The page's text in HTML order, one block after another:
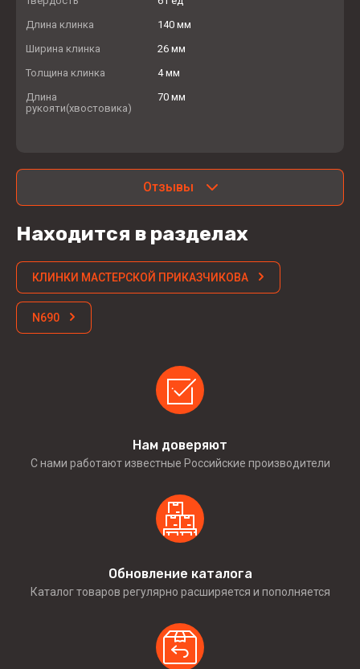
Длина клинка
140 мм
Ширина клинка
26 мм
Толщина клинка
4 мм
Длина
рукояти(хвостовика)
70 мм
Отзывы
Находится в разделах
КЛИНКИ МАСТЕРСКОЙ ПРИКАЗЧИКОВА
N690
Нам доверяют
С нами работают известные Российские производители
Обновление каталога
Каталог товаров регулярно расширяется и пополняется